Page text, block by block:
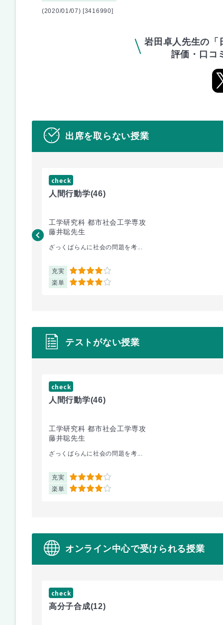
(2020/01/07) [3416990]
岩田卓人先生の「
評価・口コ
出席を取らない授業
check
人間行動学(46)
工学研究科 都市社会工学専攻
藤井聡先生
ざっくばらんに社会の問題を考...
充実 4
楽単 4
テストがない授業
check
人間行動学(46)
工学研究科 都市社会工学専攻
藤井聡先生
ざっくばらんに社会の問題を考...
充実 4
楽単 4
オンライン中心で受けられる授業
check
高分子合成(12)